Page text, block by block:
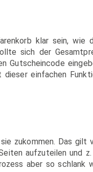
klar sein, wie
sich der
Gutscheincode
einfachen
zukommen. Das gilt
aufzuteilen und z.
aber so schlank